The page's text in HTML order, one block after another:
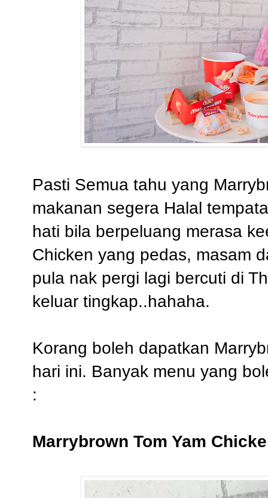
Pasti Semua tahu yang
makanan segera Halal
hati bila berpeluang merasa
Chicken yang pedas, masam
pula nak pergi lagi bercuti di
keluar tingkap..hahaha.
Korang boleh dapatkan
hari ini. Banyak menu yang
:
Marrybrown Tom Yam